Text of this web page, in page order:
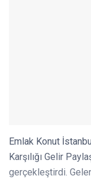
Emlak Konut
Karşılığı Gelir
gerçekleştirdi.